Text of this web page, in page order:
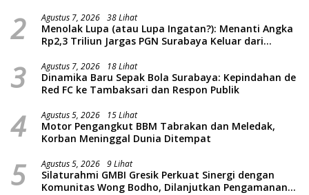
2 Agustus 7, 2026 38 Lihat
Menolak Lupa (atau Lupa Ingatan?): Menanti Angka
Rp2,3 Triliun Jargas PGN Surabaya Keluar dari
3 Agustus 7, 2026 18 Lihat
Dinamika Baru Sepak Bola Surabaya: Kepindahan de
Red FC ke Tambaksari dan Respon Publik
4 Agustus 5, 2026 15 Lihat
Motor Pengangkut BBM Tabrakan dan Meledak,
Korban Meninggal Dunia Ditempat
5 Agustus 5, 2026 9 Lihat
Silaturahmi GMBI Gresik Perkuat Sinergi dengan
Komunitas Wong Bodho, Dilanjutkan Pengamanan